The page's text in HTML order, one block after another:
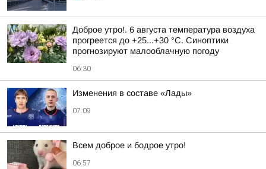
Доброе утро!. 6 августа температура воздуха
прогреется до +25...+30 °C. Синоптики
прогнозируют малооблачную погоду
06:30
Изменения в составе «Лады»
07:09
Всем доброе и бодрое утро!
06:57